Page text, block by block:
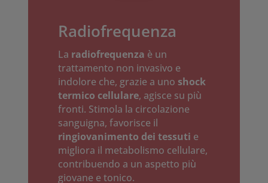
Radiofrequenza
La radiofrequenza è un
trattamento non invasivo e
indolore che, grazie a uno shock
termico cellulare, agisce su più
fronti. Stimola la circolazione
sanguigna, favorisce il
ringiovanimento dei tessuti e
migliora il metabolismo cellulare,
contribuendo a un aspetto più
giovane e tonico.